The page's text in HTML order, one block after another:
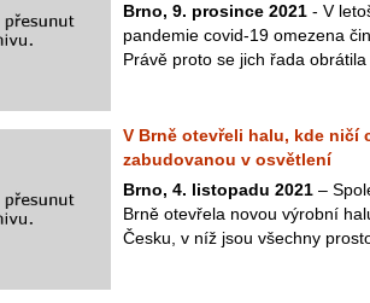
Brno, 9. prosince 2021 - V
pandemie covid-19 omezena
Právě proto se jich řada
V Brně otevřeli halu, kde ničí
zabudovanou v osvětlení
Brno, 4. listopadu 2021 –
Brně otevřela novou výrobní
Česku, v níž jsou všechny